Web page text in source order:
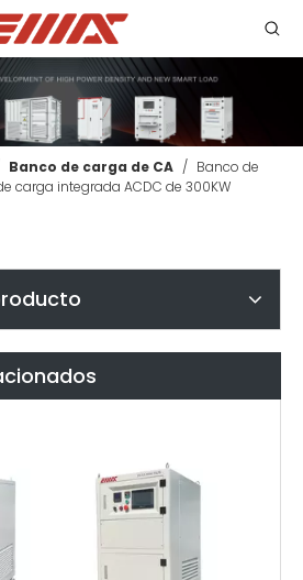
Banco de carga de CA / Banco de
carga integrada ACDC de 300KW